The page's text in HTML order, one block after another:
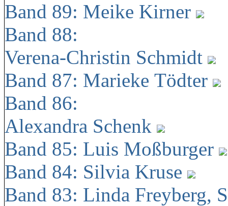
Band 89: Meike Kirner
Band 88:
Verena-Christin Schmidt
Band 87: Marieke Tödter
Band 86:
Alexandra Schenk
Band 85: Luis Moßburger
Band 84: Silvia Kruse
Band 83: Linda Freyberg,